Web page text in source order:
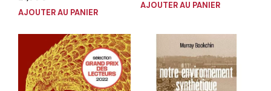
AJOUTER AU PANIER
AJOUTER AU PANIER